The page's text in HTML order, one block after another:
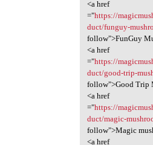
<a href
="https://
duct/funguy-
follow">FunGuy
<a href
="https://
duct/good-trip-
follow">Good Trip
<a href
="https://
duct/magic-
follow">Magic
<a href